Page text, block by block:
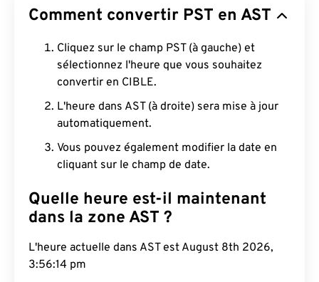
Comment convertir PST en AST
Cliquez sur le champ PST (à gauche) et
sélectionnez l'heure que vous souhaitez
convertir en CIBLE.
L'heure dans AST (à droite) sera mise à jour
automatiquement.
Vous pouvez également modifier la date en
cliquant sur le champ de date.
Quelle heure est-il maintenant
dans la zone AST ?
L'heure actuelle dans AST est August 8th 2026,
3:56:15 pm